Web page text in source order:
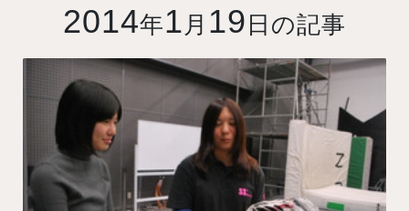
学生生活
就職・デビュー
入試案内
学校情報
2014年1 月 19 日の記事